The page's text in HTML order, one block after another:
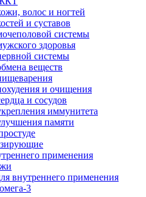
волос и ногтей
и суставов
системы
здоровья
системы
веществ
и очищения
и сосудов
иммунитета
памяти
применения
внутреннего применения
3